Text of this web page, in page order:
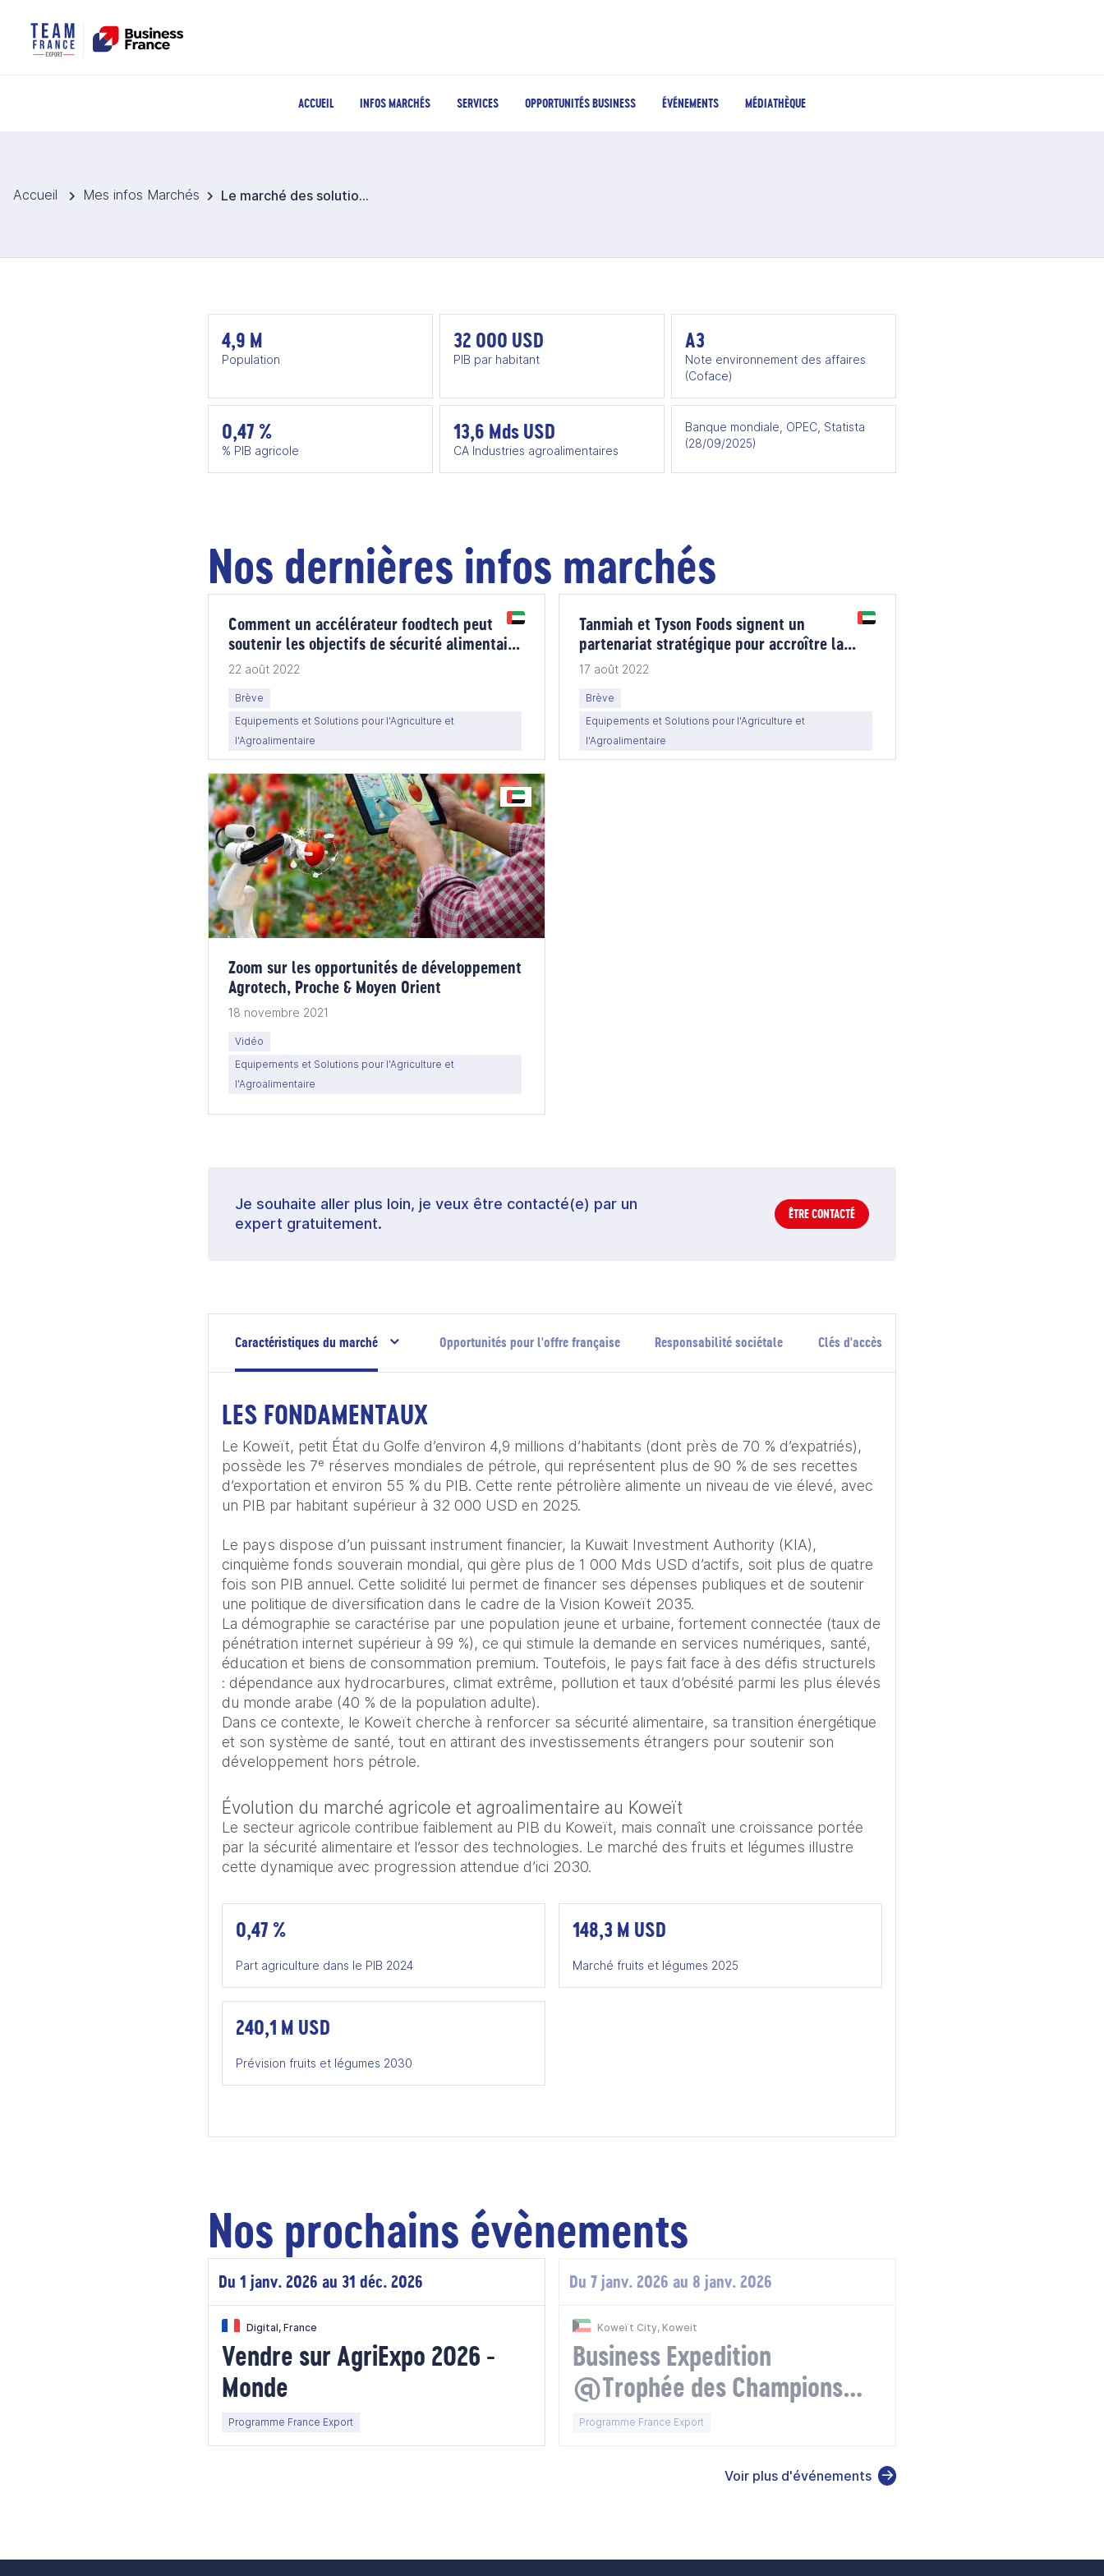
ACCUEIL INFOS MARCHÉS SERVICES OPPORTUNITÉS BUSINESS ÉVÉNEMENTS MÉDIATHÈQUE
Accueil Mes infos Marchés Le marché des solutions IAA au Koweït
4,9 M
Population
32 000 USD
PIB par habitant
A3
Note environnement des affaires
(Coface)
0,47 %
% PIB agricole
13,6 Mds USD
CA Industries agroalimentaires
Banque mondiale, OPEC, Statista
(28/09/2025)
Nos dernières infos marchés
Comment un accélérateur foodtech peut
soutenir les objectifs de sécurité alimentaire
du CCG
22 août 2022
Brève
Equipements et Solutions pour l'Agriculture et
l'Agroalimentaire
Tanmiah et Tyson Foods signent un
partenariat stratégique pour accroître la
capacité de production de volaille
17 août 2022
Brève
Equipements et Solutions pour l'Agriculture et
l'Agroalimentaire
Zoom sur les opportunités de développement
Agrotech, Proche & Moyen Orient
18 novembre 2021
Vidéo
Equipements et Solutions pour l'Agriculture et
l'Agroalimentaire
Je souhaite aller plus loin, je veux être contacté(e) par un
expert gratuitement.
ÊTRE CONTACTÉ
Caractéristiques du marché Opportunités pour l'offre française Responsabilité sociétale Clés d'accès
LES FONDAMENTAUX
Le Koweït, petit État du Golfe d’environ 4,9 millions d’habitants (dont près de 70 % d’expatriés),
possède les 7ᵉ réserves mondiales de pétrole, qui représentent plus de 90 % de ses recettes
d’exportation et environ 55 % du PIB. Cette rente pétrolière alimente un niveau de vie élevé, avec
un PIB par habitant supérieur à 32 000 USD en 2025.
Le pays dispose d’un puissant instrument financier, la Kuwait Investment Authority (KIA),
cinquième fonds souverain mondial, qui gère plus de 1 000 Mds USD d’actifs, soit plus de quatre
fois son PIB annuel. Cette solidité lui permet de financer ses dépenses publiques et de soutenir
une politique de diversification dans le cadre de la Vision Koweït 2035.
La démographie se caractérise par une population jeune et urbaine, fortement connectée (taux de
pénétration internet supérieur à 99 %), ce qui stimule la demande en services numériques, santé,
éducation et biens de consommation premium. Toutefois, le pays fait face à des défis structurels
: dépendance aux hydrocarbures, climat extrême, pollution et taux d’obésité parmi les plus élevés
du monde arabe (40 % de la population adulte).
Dans ce contexte, le Koweït cherche à renforcer sa sécurité alimentaire, sa transition énergétique
et son système de santé, tout en attirant des investissements étrangers pour soutenir son
développement hors pétrole.
Évolution du marché agricole et agroalimentaire au Koweït
Le secteur agricole contribue faiblement au PIB du Koweït, mais connaît une croissance portée
par la sécurité alimentaire et l’essor des technologies. Le marché des fruits et légumes illustre
cette dynamique avec progression attendue d’ici 2030.
0,47 %
Part agriculture dans le PIB 2024
148,3 M USD
Marché fruits et légumes 2025
240,1 M USD
Prévision fruits et légumes 2030
Nos prochains évènements
Du 1 janv. 2026 au 31 déc. 2026
Digital, France
Vendre sur AgriExpo 2026 -
Monde
Programme France Export
Du 7 janv. 2026 au 8 janv. 2026
Koweït City, Koweit
Business Expedition
@Trophée des Champions
2026 - Koweit
Programme France Export
Voir plus d'événements